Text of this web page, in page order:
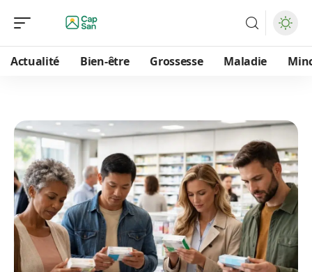
Actualité Bien-être Grossesse Maladie